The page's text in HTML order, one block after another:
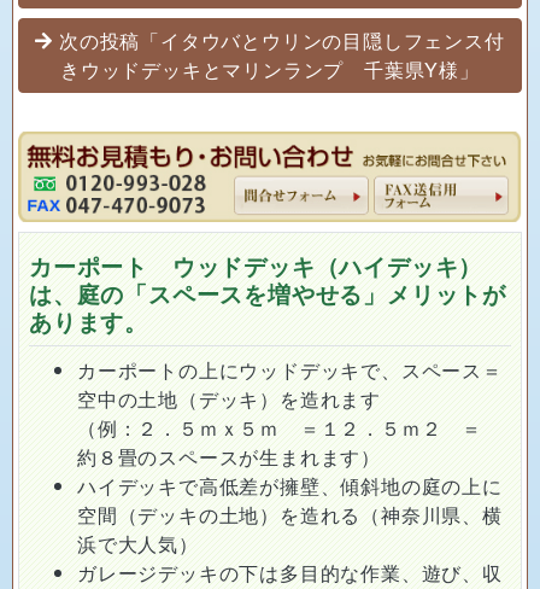
次の投稿「イタウバとウリンの目隠しフェンス付
きウッドデッキとマリンランプ 千葉県Y様」
カーポート ウッドデッキ（ハイデッキ）
は、庭の「スペースを増やせる」メリットが
あります。
カーポートの上にウッドデッキで、スペース＝
空中の土地（デッキ）を造れます
（例：２．５ｍｘ５ｍ ＝１２．５ｍ２ ＝
約８畳のスペースが生まれます）
ハイデッキで高低差が擁壁、傾斜地の庭の上に
空間（デッキの土地）を造れる（神奈川県、横
浜で大人気）
ガレージデッキの下は多目的な作業、遊び、収